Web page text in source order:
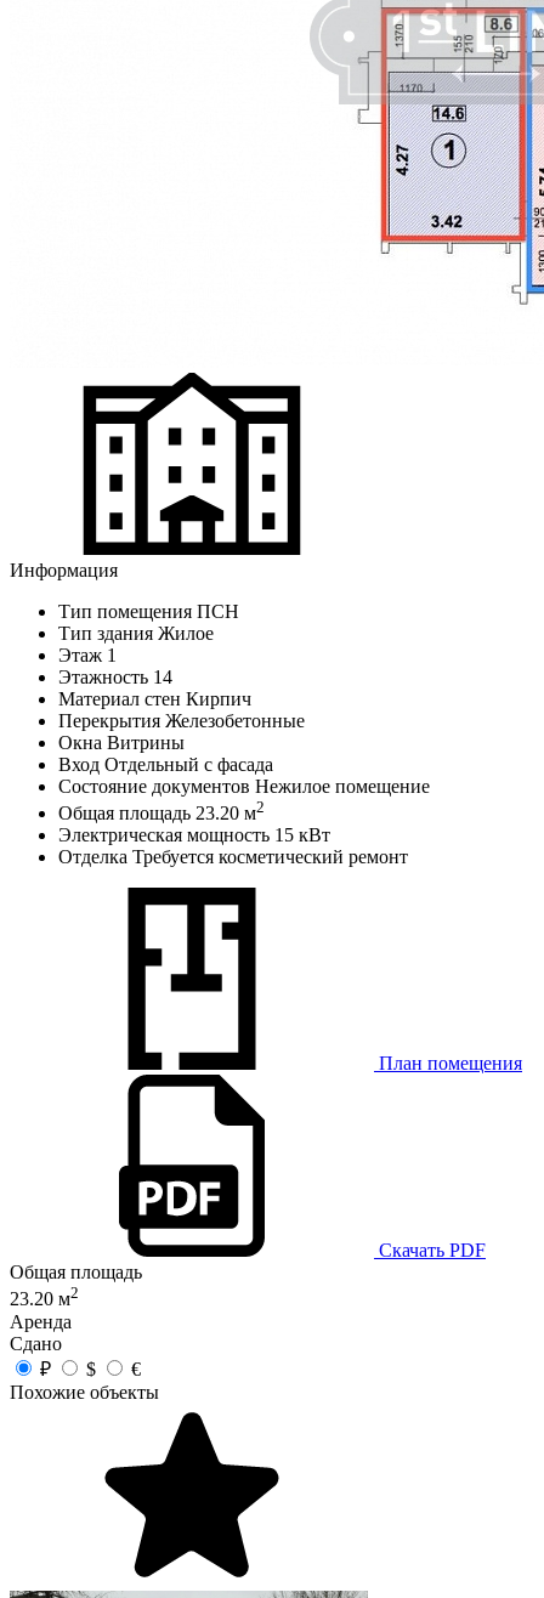
Информация
Тип помещения ПСН
Тип здания Жилое
Этаж 1
Этажность 14
Материал стен Кирпич
Перекрытия Железобетонные
Окна Витрины
Вход Отдельный с фасада
Состояние документов Нежилое помещение
Общая площадь 23.20 м2
Электрическая мощность 15 кВт
Отделка Требуется косметический ремонт
План помещения
Скачать PDF
Общая площадь
23.20 м2
Аренда
Сдано
₽
$
€
Похожие объекты